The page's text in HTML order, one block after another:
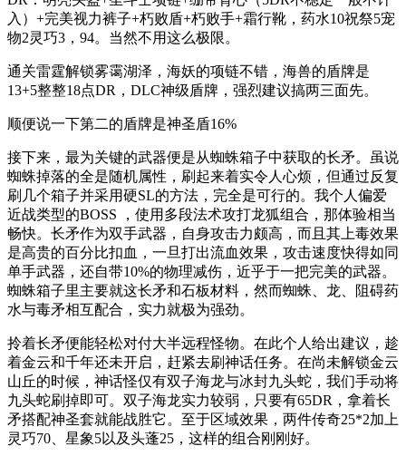
入）+完美视力裤子+朽败盾+朽败手+霜行靴，药水10祝祭5宠
物2灵巧3，94。当然不用这么极限。
通关雷霆解锁雾霭湖泽，海妖的项链不错，海兽的盾牌是
13+5整整18点DR，DLC神级盾牌，强烈建议搞两三面先。
顺便说一下第二的盾牌是神圣盾16%
接下来，最为关键的武器便是从蜘蛛箱子中获取的长矛。虽说
蜘蛛掉落的全是随机属性，刷起来着实令人心烦，但通过反复
刷几个箱子并采用硬SL的方法，完全是可行的。我个人偏爱
近战类型的BOSS ，使用多段法术攻打龙狐组合，那体验相当
畅快。长矛作为双手武器，自身攻击力颇高，而且其上毒效果
是高贵的百分比扣血，一旦打出流血效果，攻击速度快得如同
单手武器，还自带10%的物理减伤，近乎于一把完美的武器。
蜘蛛箱子里主要就这长矛和石板材料，然而蜘蛛、龙、阻碍药
水与毒矛相互配合，实力就极为强劲。
拎着长矛便能轻松对付大半远程怪物。在此个人给出建议，趁
着金云和千年还未开启，赶紧去刷神话任务。在尚未解锁金云
山丘的时候，神话怪仅有双子海龙与冰封九头蛇，我们手动将
九头蛇刷掉即可。双子海龙实力较弱，只要有65DR，拿着长
矛搭配神圣套就能战胜它。至于区域效果，两件传奇25*2加上
灵巧70、星象5以及头蓬25，这样的组合刚刚好。